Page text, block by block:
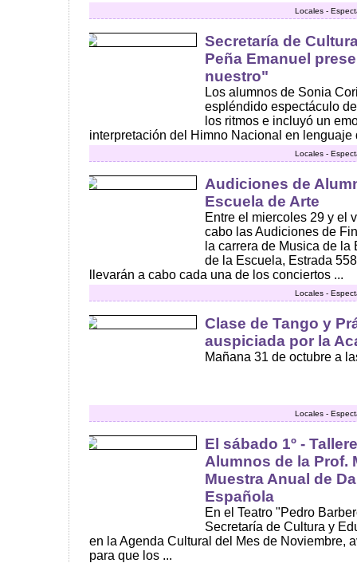
Locales -
Secretaría de
Peña Emanuel
nuestro"
Los alumnos de Sonia
espléndido espectáculo
los ritmos e incluyó un
interpretación del Himno Nacional en lenguaje
Locales -
Audiciones de
Escuela de Arte
Entre el miercoles 29 y el
cabo las Audiciones de
la carrera de Musica de
de la Escuela, Estrada
llevarán a cabo cada una de los conciertos ...
Locales -
Clase de Tango y
auspiciada por la
Mañana 31 de octubre a
Locales -
El sábado 1º -
Alumnos de la Prof.
Muestra Anual de
Española
En el Teatro "Pedro
Secretaría de Cultura y
en la Agenda Cultural del Mes de Noviembre,
para que los ...